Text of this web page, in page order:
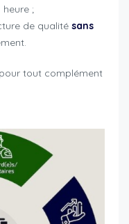
heure ;
de qualité sans
tout complément